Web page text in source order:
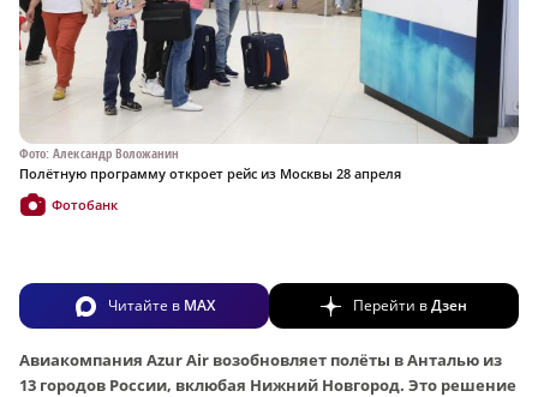
Фото: Александр Воложанин
Полётную программу откроет рейс из Москвы 28 апреля
Фотобанк
Читайте в MAX Перейти вДзен
Авиакомпания Azur Air возобновляет полёты в Анталью из
13 городов России, вклюбая Нижний Новгород. Это решение